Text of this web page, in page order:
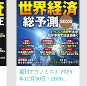
週刊エコノミスト 2025
年12月30日・2026...